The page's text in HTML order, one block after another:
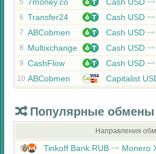
5
6 Transfer24 Cash USD
7 ABCobmen Cash USD
8 Multixchange Cash USD
9 CashFlow Cash USD
10 ABCobmen Capitalist
Популярные обмены
Направления
Tinkoff Bank RUB
Monero